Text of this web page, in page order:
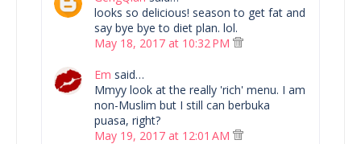
looks so delicious! season to get fat and
say bye bye to diet plan. lol.
May 18, 2017 at 10:32 PM
Em said…
Mmyy look at the really 'rich' menu. I am
non-Muslim but I still can berbuka
puasa, right?
May 19, 2017 at 12:01 AM